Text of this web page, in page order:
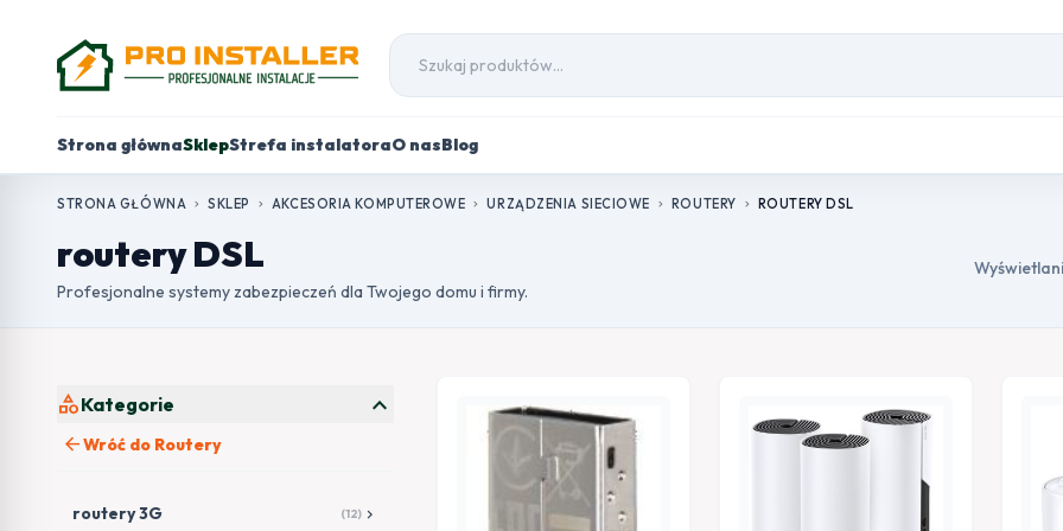
Strona głównaSklepStrefa instalatoraO nasBlog
STRONA GŁÓWNA chevron_right SKLEP chevron_right AKCESORIA KOMPUTEROWE chevron_right URZĄDZENIA SIECIOWE chevron_right ROUTERY chevron_right ROUTERY DSL
routery DSL
Profesjonalne systemy zabezpieczeń dla Twojego domu i firmy.
categoryKategorie expand_more
arrow_backWróć do Routery
routery 3G (12) chevron_right